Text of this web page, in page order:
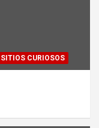
SITIOS CURIOSOS